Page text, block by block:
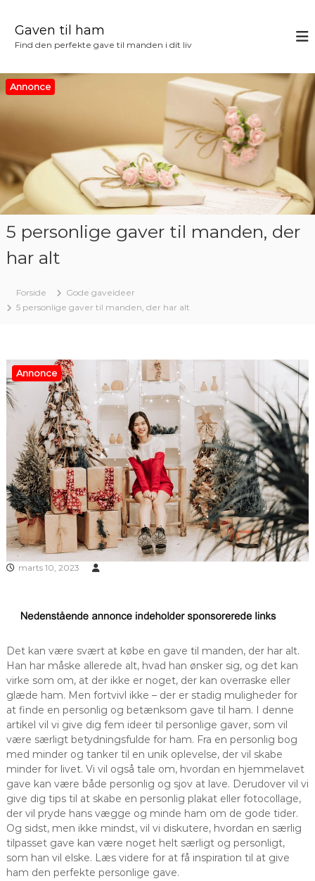
n
h
l
Gaven til ham
Find den perfekte gave til manden i dit liv
Annonce
5 personlige gaver til manden, der
har alt
Forside
Gode gaveideer
5 personlige gaver til manden, der har alt
Annonce
marts 10, 2023
Det kan være svært at købe en gave til manden, der har alt.
Han har måske allerede alt, hvad han ønsker sig, og det kan
virke som om, at der ikke er noget, der kan overraske eller
glæde ham. Men fortvivl ikke – der er stadig muligheder for
at finde en personlig og betænksom gave til ham. I denne
artikel vil vi give dig fem ideer til personlige gaver, som vil
være særligt betydningsfulde for ham. Fra en personlig bog
med minder og tanker til en unik oplevelse, der vil skabe
minder for livet. Vi vil også tale om, hvordan en hjemmelavet
gave kan være både personlig og sjov at lave. Derudover vil vi
give dig tips til at skabe en personlig plakat eller fotocollage,
der vil pryde hans vægge og minde ham om de gode tider.
Og sidst, men ikke mindst, vil vi diskutere, hvordan en særlig
tilpasset gave kan være noget helt særligt og personligt,
som han vil elske. Læs videre for at få inspiration til at give
ham den perfekte personlige gave.